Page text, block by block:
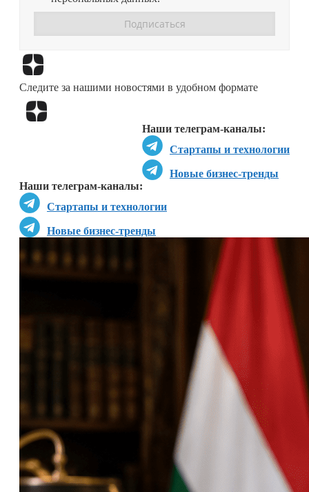
Следите за нашими новостями в удобном формате
Наши телеграм-каналы:
Стартапы и технологии
Новые бизнес-тренды
Наши телеграм-каналы:
Стартапы и технологии
Новые бизнес-тренды